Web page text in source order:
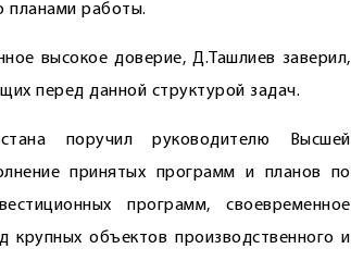
планами работы.
высокое доверие, Д.Ташлиев заверил,
перед данной структурой задач.
поручил руководителю Высшей
принятых программ и планов по
программ, своевременное
крупных объектов производственного и